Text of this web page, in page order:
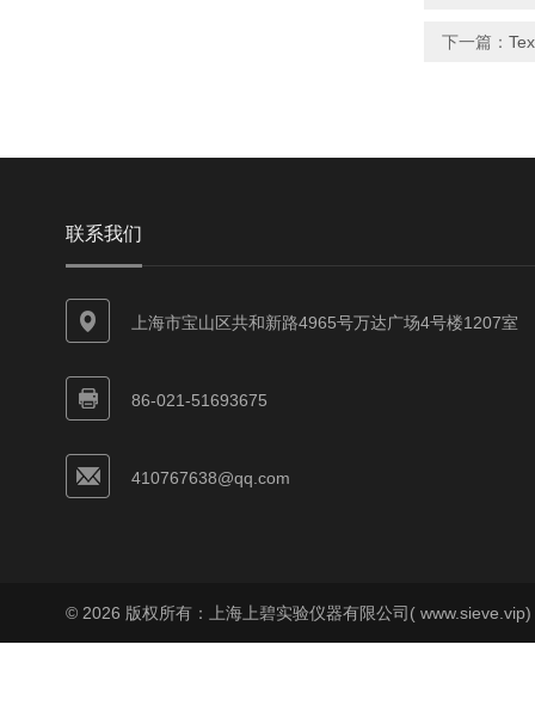
下一篇：
联系我们
上海市宝山区共和新路4965号万达广场4号楼1207室
86-021-51693675
410767638@qq.com
© 2026 版权所有：上海上碧实验仪器有限公司(